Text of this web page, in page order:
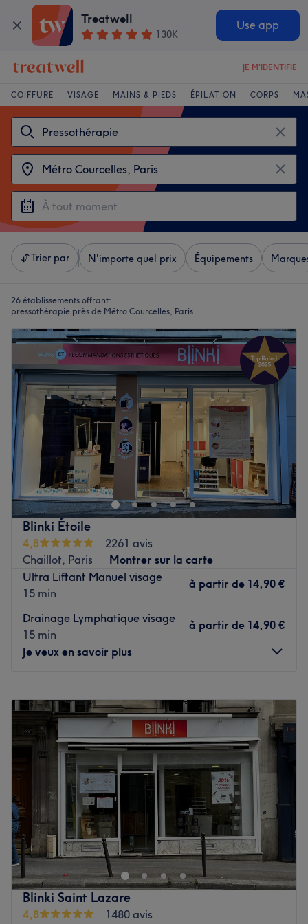
Treatwell
130K
Use app
JE M'IDENTIFIE
COIFFURE VISAGE MAINS & PIEDS ÉPILATION CORPS
Trier par N'importe quel prix Équipements
26 établissements offrant:
pressothérapie près de Métro Courcelles, Paris
Blinki Étoile
4,8
2261 avis
Chaillot, Paris
Montrer sur la carte
Ultra Liftant Manuel visage
15 min
à partir de 14,90 €
Drainage Lymphatique visage
15 min
à partir de 14,90 €
Je veux en savoir plus
Mardi
09:00–19:00
Mercredi
09:00–19:00
Jeudi
09:00–19:00
Vendredi
19:00
09:00–
19:00
Dimanche
Fermé
Blinki Étoile, anciennement connu sous le nom “À Vous de
Plaire”, est un institut de beauté situé dans le 16ᵉ
arrondissement de Paris, au cœur du quartier Iéna, à
deux pas de l’Arc de Triomphe. Venez profiter de
prestations et de soins entièrement personnalisés et
adaptés à vos attentes grâce à l’expertise de nos
praticiennes.
Blinki Saint Lazare
4,8
1480 avis